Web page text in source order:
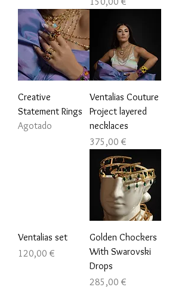
Creative
Statement Rings
Agotado
Ventalias Couture
Project layered
necklaces
Precio
375,00 €
Ventalias set
Precio
120,00 €
Golden Chockers
With Swarovski
Drops
Precio
285,00 €